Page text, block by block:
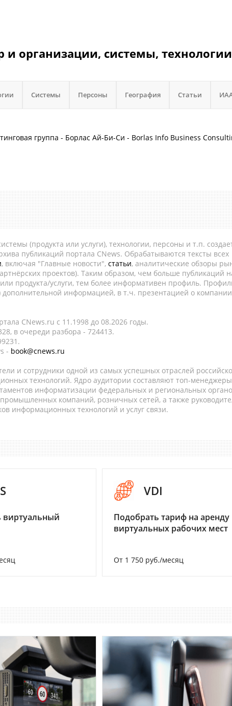
и организации, системы,
Системы Персоны География Статьи
группа - Борлас Ай-Би-Си - Borlas Info Business
(продукта или услуги), технологии, персоны и т.п.
публикаций портала CNews. Обрабатываются тексты всех
, включая "Главные новости", статьи, аналитические обзоры
проектов). Таким образом, чем больше публикаций
продукта/услуги, тем более информативен профиль.
информацией, в т.ч. презентацией о
CNews.ru c 11.1998 до 08.2026 годы.
в очереди разбора - 724413.
- book@cnews.ru
и сотрудники одной из самых успешных отраслей
технологий. Ядро аудитории составляют топ-
информатизации федеральных и региональных
промышленных компаний, розничных сетей, а также
информационных технологий и услуг связи.
виртуальный
VDI
Подобрать тариф на аренду
виртуальных рабочих мест
От 1 750 руб./месяц